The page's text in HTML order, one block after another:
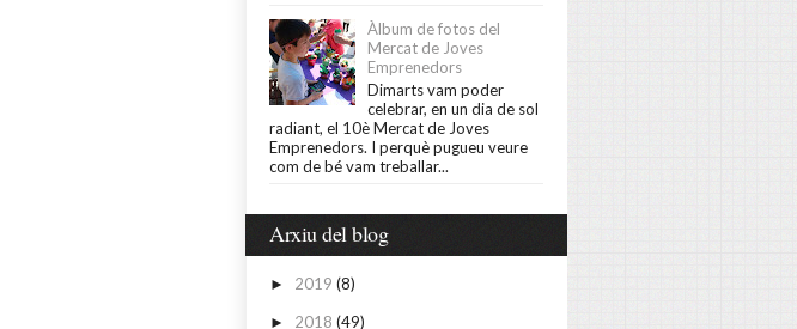
Àlbum de fotos del
Mercat de Joves
Emprenedors
Dimarts vam poder
celebrar, en un dia de sol
radiant, el 10è Mercat de Joves
Emprenedors. I perquè pugueu veure
com de bé vam treballar...
Arxiu del blog
► 2019 (8)
► 2018 (49)